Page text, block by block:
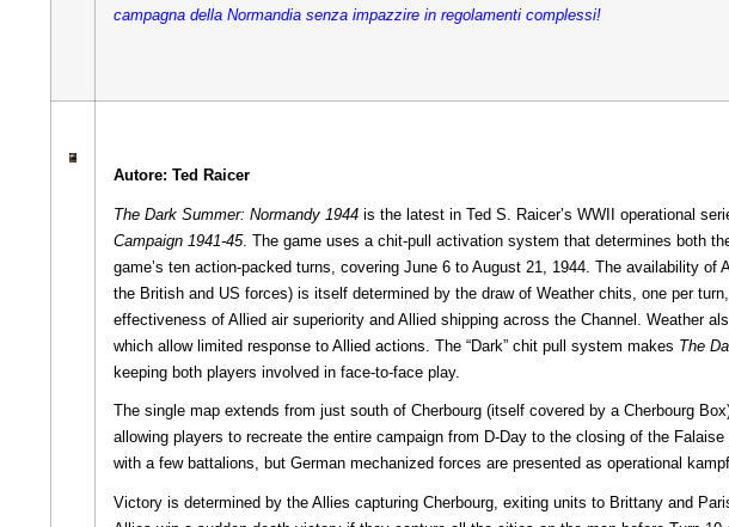
campagna della Normandia senza impazzire in regolamenti complessi!
Autore: Ted Raicer
The Dark Summer: Normandy 1944 is the latest in Ted S. Raicer’s WWII operational
Campaign 1941-45. The game uses a chit-pull activation system that determines both
game’s ten action-packed turns, covering June 6 to August 21, 1944. The availability
the British and US forces) is itself determined by the draw of Weather chits, one per
effectiveness of Allied air superiority and Allied shipping across the Channel. Weather
which allow limited response to Allied actions. The “Dark” chit pull system makes The
keeping both players involved in face-to-face play.
The single map extends from just south of Cherbourg (itself covered by a Cherbourg
allowing players to recreate the entire campaign from D-Day to the closing of the
with a few battalions, but German mechanized forces are presented as operational
Victory is determined by the Allies capturing Cherbourg, exiting units to Brittany and